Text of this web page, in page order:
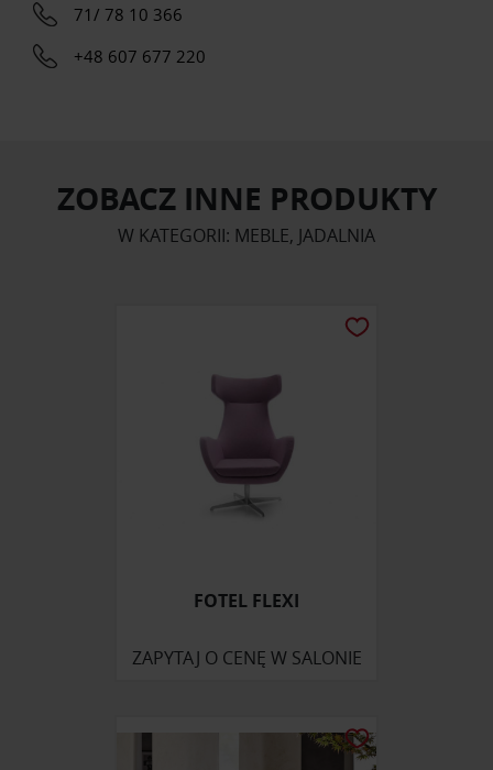
71/ 78 10 366
+48 607 677 220
ZOBACZ INNE PRODUKTY
W KATEGORII: MEBLE, JADALNIA
FOTEL FLEXI
ZAPYTAJ O CENĘ W SALONIE